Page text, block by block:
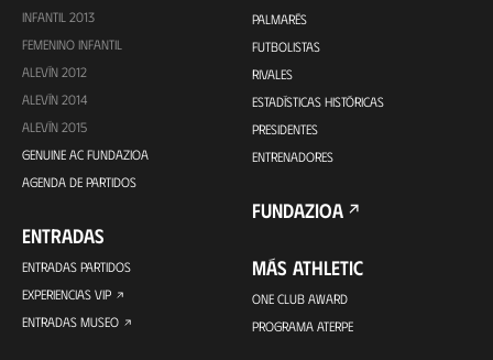
INFANTIL 2013
FEMENINO INFANTIL
ALEVÍN 2012
ALEVÍN 2014
ALEVÍN 2015
GENUINE AC FUNDAZIOA
AGENDA DE PARTIDOS
ENTRADAS
ENTRADAS PARTIDOS
EXPERIENCIAS VIP
ENTRADAS MUSEO
PALMARÉS
FUTBOLISTAS
RIVALES
ESTADÍSTICAS HISTÓRICAS
PRESIDENTES
ENTRENADORES
FUNDAZIOA
MÁS ATHLETIC
ONE CLUB AWARD
PROGRAMA ATERPE